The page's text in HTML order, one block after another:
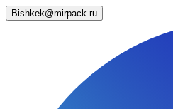
Bishkek@mirpack.ru